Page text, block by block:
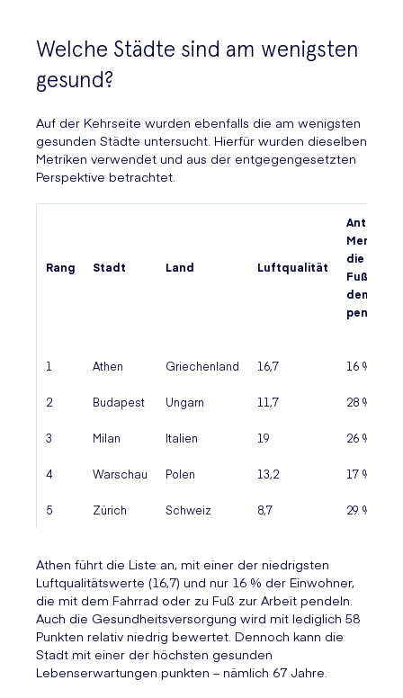
Welche Städte sind am wenigsten
gesund?
Auf der Kehrseite wurden ebenfalls die am wenigsten
gesunden Städte untersucht. Hierfür wurden dieselben
Metriken verwendet und aus der entgegengesetzten
Perspektive betrachtet.
Rang Stadt Land Luftqualität
Anteil der
die zu
Fuß/ mit
dem Rad
pendeln
1 Athen Griechenland 16,7 16 %
2 Budapest Ungarn 11,7 28 %
3 Milan Italien 19 26 %
4 Warschau Polen 13,2 17 %
5 Zürich Schweiz 8,7 29 %
Athen führt die Liste an, mit einer der niedrigsten
Luftqualitätswerte (16,7) und nur 16 % der Einwohner,
die mit dem Fahrrad oder zu Fuß zur Arbeit pendeln.
Auch die Gesundheitsversorgung wird mit lediglich 58
Punkten relativ niedrig bewertet. Dennoch kann die
Stadt mit einer der höchsten gesunden
Lebenserwartungen punkten – nämlich 67 Jahre.